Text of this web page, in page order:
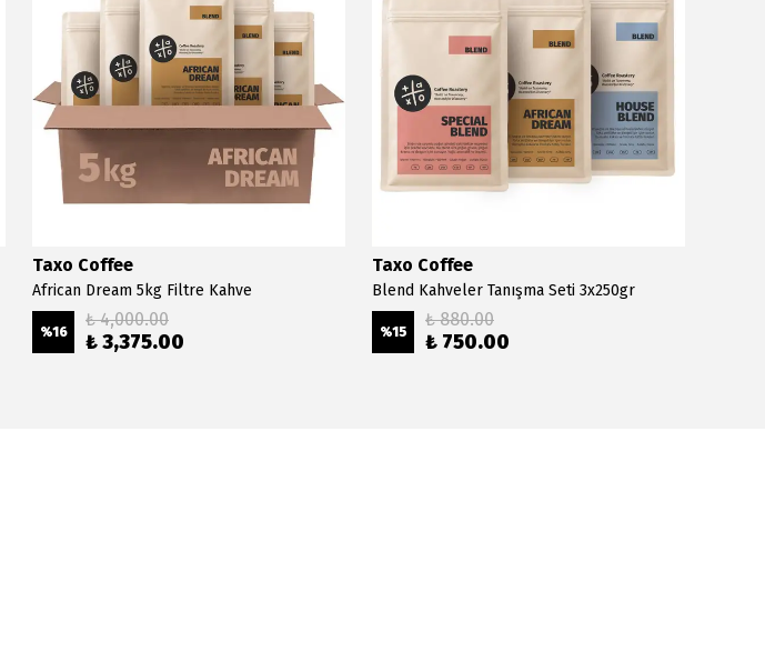
Taxo Coffee
African Dream 5kg Filtre Kahve
%16
₺ 4,000.00
₺ 3,375.00
Taxo Coffee
Blend Kahveler Tanışma Seti 3x250gr
%15
₺ 880.00
₺ 750.00